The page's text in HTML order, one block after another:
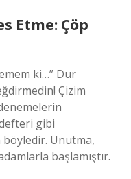
Etme: Çöp
ki…” Dur
Çizim
defteri gibi
Unutma,
başlamıştır.